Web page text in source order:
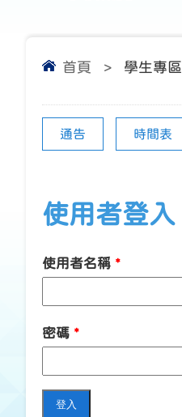
首頁 > 學生專區
通告 時間表
使用者登入
使用者名稱 *
密碼 *